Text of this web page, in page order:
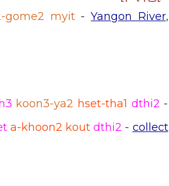
gome2 myit- Yangon River,
koon3-ya2 hset-tha1 dthi2 -
a-khoon2 kout dthi2 - collect